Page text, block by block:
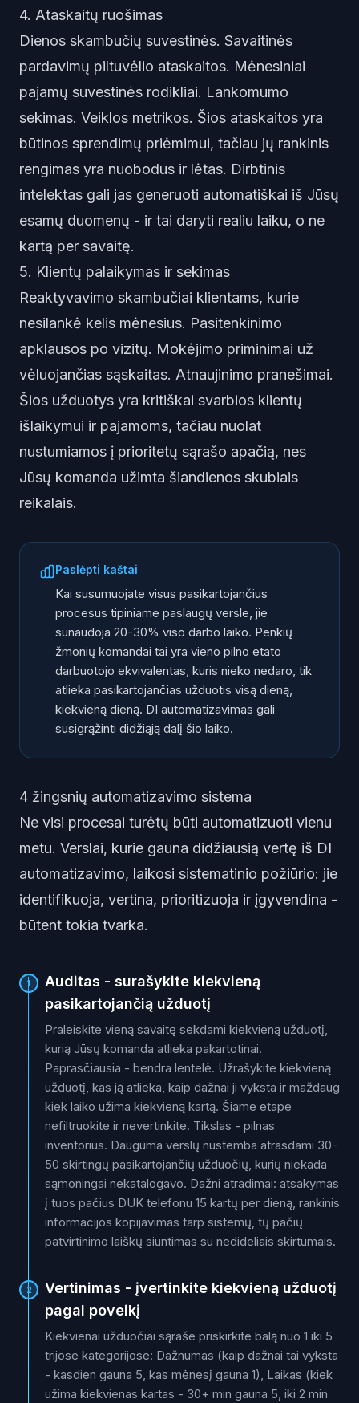
4. Ataskaitų ruošimas
Dienos skambučių suvestinės. Savaitinės
pardavimų piltuvėlio ataskaitos. Mėnesiniai
pajamų suvestinės rodikliai. Lankomumo
sekimas. Veiklos metrikos. Šios ataskaitos yra
būtinos sprendimų priėmimui, tačiau jų rankinis
rengimas yra nuobodus ir lėtas. Dirbtinis
intelektas gali jas generuoti automatiškai iš Jūsų
esamų duomenų - ir tai daryti realiu laiku, o ne
kartą per savaitę.
5. Klientų palaikymas ir sekimas
Reaktyvavimo skambučiai klientams, kurie
nesilankė kelis mėnesius. Pasitenkinimo
apklausos po vizitų. Mokėjimo priminimai už
vėluojančias sąskaitas. Atnaujinimo pranešimai.
Šios užduotys yra kritiškai svarbios klientų
išlaikymui ir pajamoms, tačiau nuolat
nustumiamos į prioritetų sąrašo apačią, nes
Jūsų komanda užimta šiandienos skubiais
reikalais.
Paslėpti kaštai
Kai susumuojate visus pasikartojančius
procesus tipiniame paslaugų versle, jie
sunaudoja 20-30% viso darbo laiko. Penkių
žmonių komandai tai yra vieno pilno etato
darbuotojo ekvivalentas, kuris nieko nedaro, tik
atlieka pasikartojančias užduotis visą dieną,
kiekvieną dieną. DI automatizavimas gali
susigrąžinti didžiąją dalį šio laiko.
4 žingsnių automatizavimo sistema
Ne visi procesai turėtų būti automatizuoti vienu
metu. Verslai, kurie gauna didžiausią vertę iš DI
automatizavimo, laikosi sistematinio požiūrio: jie
identifikuoja, vertina, prioritizuoja ir įgyvendina -
būtent tokia tvarka.
1
Auditas - surašykite kiekvieną
pasikartojančią užduotį
Praleiskite vieną savaitę sekdami kiekvieną užduotį,
kurią Jūsų komanda atlieka pakartotinai.
Paprasčiausia - bendra lentelė. Užrašykite kiekvieną
užduotį, kas ją atlieka, kaip dažnai ji vyksta ir maždaug
kiek laiko užima kiekvieną kartą. Šiame etape
nefiltruokite ir nevertinkite. Tikslas - pilnas
inventorius. Dauguma verslų nustemba atrasdami 30-
50 skirtingų pasikartojančių užduočių, kurių niekada
sąmoningai nekatalogavo. Dažni atradimai: atsakymas
į tuos pačius DUK telefonu 15 kartų per dieną, rankinis
informacijos kopijavimas tarp sistemų, tų pačių
patvirtinimo laiškų siuntimas su nedideliais skirtumais.
2
Vertinimas - įvertinkite kiekvieną užduotį
pagal poveikį
Kiekvienai užduočiai sąraše priskirkite balą nuo 1 iki 5
trijose kategorijose: Dažnumas (kaip dažnai tai vyksta
- kasdien gauna 5, kas mėnesį gauna 1), Laikas (kiek
užima kiekvienas kartas - 30+ min gauna 5, iki 2 min